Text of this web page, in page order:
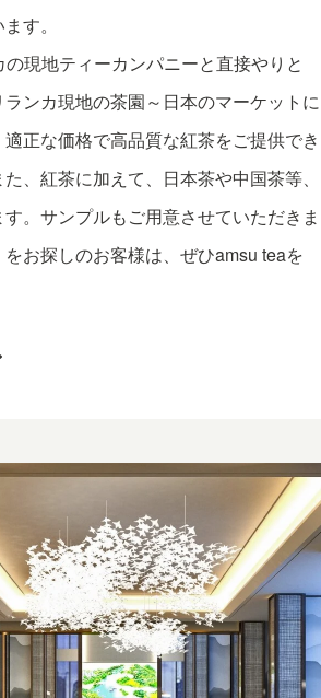
す。
現地ティーカンパニーと直接やりと
ンカ現地の茶園～日本のマーケットに
正な価格で高品質な紅茶をご提供でき
、紅茶に加えて、日本茶や中国茶等、
。サンプルもご用意させていただきま
お探しのお客様は、ぜひamsu teaを